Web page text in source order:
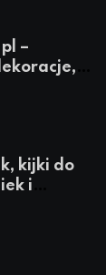
–
kijki do
i